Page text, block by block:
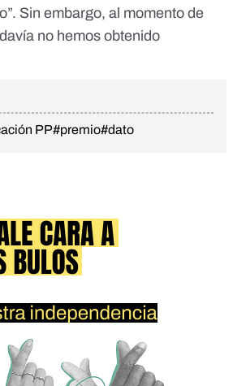
Sin embargo, al momento de
no hemos obtenido
PP#premio#dato